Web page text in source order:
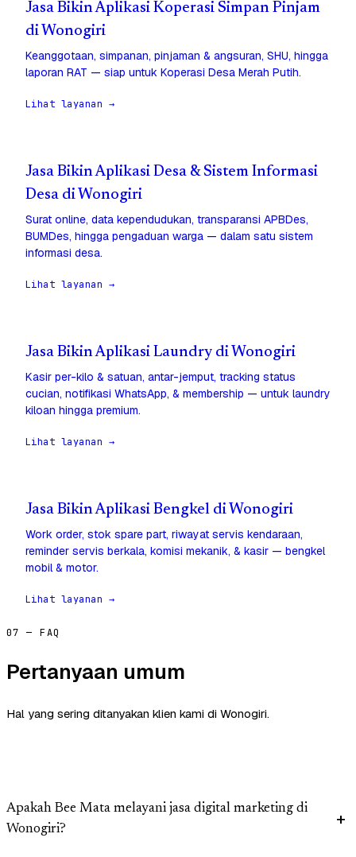
Jasa Bikin Aplikasi Koperasi Simpan Pinjam
di Wonogiri
Keanggotaan, simpanan, pinjaman & angsuran, SHU, hingga
laporan RAT — siap untuk Koperasi Desa Merah Putih.
Lihat layanan →
Jasa Bikin Aplikasi Desa & Sistem Informasi
Desa di Wonogiri
Surat online, data kependudukan, transparansi APBDes,
BUMDes, hingga pengaduan warga — dalam satu sistem
informasi desa.
Lihat layanan →
Jasa Bikin Aplikasi Laundry di Wonogiri
Kasir per-kilo & satuan, antar-jemput, tracking status
cucian, notifikasi WhatsApp, & membership — untuk laundry
kiloan hingga premium.
Lihat layanan →
Jasa Bikin Aplikasi Bengkel di Wonogiri
Work order, stok spare part, riwayat servis kendaraan,
reminder servis berkala, komisi mekanik, & kasir — bengkel
mobil & motor.
Lihat layanan →
07 — FAQ
Pertanyaan umum
Hal yang sering ditanyakan klien kami di Wonogiri.
Apakah Bee Mata melayani jasa digital marketing di
Wonogiri?